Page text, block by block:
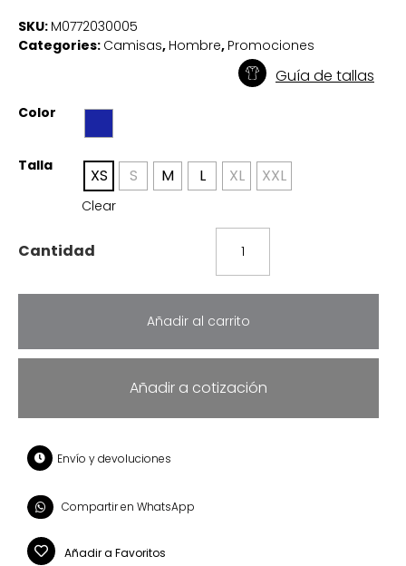
SKU: M0772030005
Categories: Camisas, Hombre, Promociones
Guía de tallas
Color
Talla XS S M L XL XXL
Clear
Añadir al carrito
Añadir a cotización
Envío y devoluciones
Compartir en WhatsApp
Añadir a Favoritos